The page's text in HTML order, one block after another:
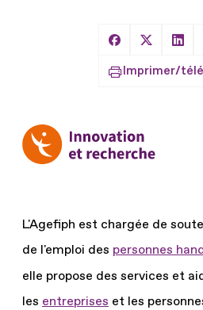
Partager sur
Partager
Imprimer/
L'Agefiph est chargée de
de l'emploi des personnes
elle propose des services et
les entreprises et les